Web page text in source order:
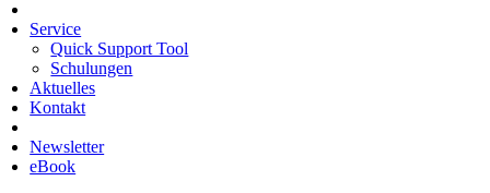
Service
Quick Support Tool
Schulungen
Aktuelles
Kontakt
Newsletter
eBook